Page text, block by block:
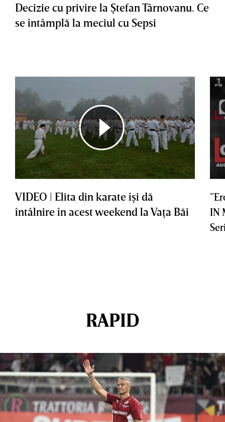
Decizie cu privire la Ştefan Târnovanu. Ce
se întâmplă la meciul cu Sepsi
VIDEO | Elita din karate îşi dă
întâlnire în acest weekend la Vaţa Băi
IN
RAPID